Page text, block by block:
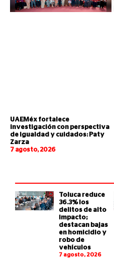
UAEMéx fortalece
investigación con perspectiva
de igualdad y cuidados: Paty
Zarza
7 agosto, 2026
Toluca reduce
36.3% los
delitos de alto
impacto;
destacan bajas
en homicidio y
robo de
vehículos
7 agosto, 2026